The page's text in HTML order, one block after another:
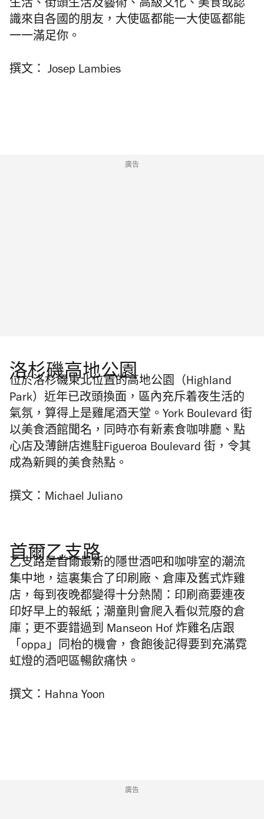
生活、街頭生活及藝術、高級文化、美食或認
識來自各國的朋友，大使區都能一大使區都能
一一滿足你。
撰文： Josep Lambies
廣告
洛杉磯高地公園
位於洛杉磯東北位置的高地公園（Highland
Park）近年已改頭換面，區內充斥着夜生活的
氣氛，算得上是雞尾酒天堂。York Boulevard 街
以美食酒館聞名，同時亦有新素食咖啡廳、點
心店及薄餅店進駐Figueroa Boulevard 街，令其
成為新興的美食熱點。
撰文：Michael Juliano
首爾乙支路
乙支路是首爾最新的隱世酒吧和咖啡室的潮流
集中地，這裏集合了印刷廠、倉庫及舊式炸雞
店，每到夜晚都變得十分熱鬧：印刷商要連夜
印好早上的報紙；潮童則會爬入看似荒廢的倉
庫；更不要錯過到 Manseon Hof 炸雞名店跟
「oppa」同枱的機會，食飽後記得要到充滿霓
虹燈的酒吧區暢飲痛快。
撰文：Hahna Yoon
廣告